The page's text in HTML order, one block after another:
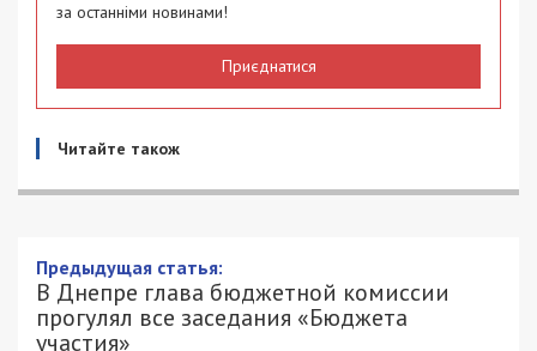
за останніми новинами!
Приєднатися
Читайте також
В Днепре глава бюджетной комиссии
прогулял все заседания «Бюджета
участия»